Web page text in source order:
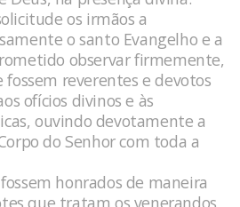
os irmãos a
o santo Evangelho e a
observar firmemente,
reverentes e devotos
ofícios divinos e às
ouvindo devotamente a
do Senhor com toda a
honrados de maneira
que tratam os venerandos